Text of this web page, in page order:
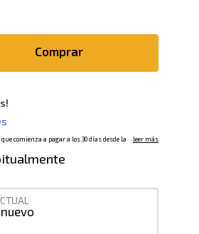
Comprar